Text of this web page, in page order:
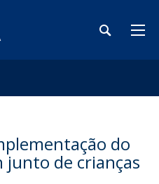
do
junto de crianças